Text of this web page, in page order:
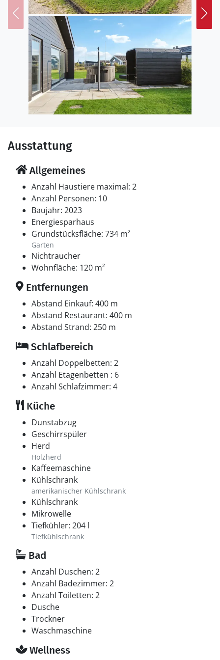
Kleepfaden, besuchen Sie den beschaulichen Hafen
und bestaunen Sie im Naturschutzgebiet Lille Vildmose
Königsadler, Wildschweine und Kraniche.
Freuen Sie sich auf einen wunderbaren Aufenthalt in
diesem schönen Ferienhaus mit Wellness im Freien.
Ausstattung
Allgemeines
Anzahl Haustiere maximal: 2
Anzahl Personen: 10
Baujahr: 2023
Energiesparhaus
Grundstücksfläche: 734 m²
Garten
Nichtraucher
Wohnfläche: 120 m²
Entfernungen
Abstand Einkauf: 400 m
Abstand Restaurant: 400 m
Abstand Strand: 250 m
Schlafbereich
Anzahl Doppelbetten: 2
Anzahl Etagenbetten : 6
Anzahl Schlafzimmer: 4
Küche
Dunstabzug
Geschirrspüler
Herd
Holzherd
Kaffeemaschine
Kühlschrank
amerikanischer Kühlschrank
Kühlschrank
Mikrowelle
Tiefkühler: 204 l
Tiefkühlschrank
Bad
Anzahl Duschen: 2
Anzahl Badezimmer: 2
Anzahl Toiletten: 2
Dusche
Trockner
Waschmaschine
Wellness